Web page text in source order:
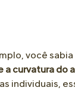
e Autonomiavocê sabia
curvatura do
individuais,